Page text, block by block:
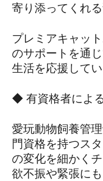
寄り添ってくれ
プレミアキャッ
のサポートを通
生活を応援してい
◆ 有資格者によ
愛玩動物飼養管
門資格を持つス
の変化を細かく
欲不振や緊張に